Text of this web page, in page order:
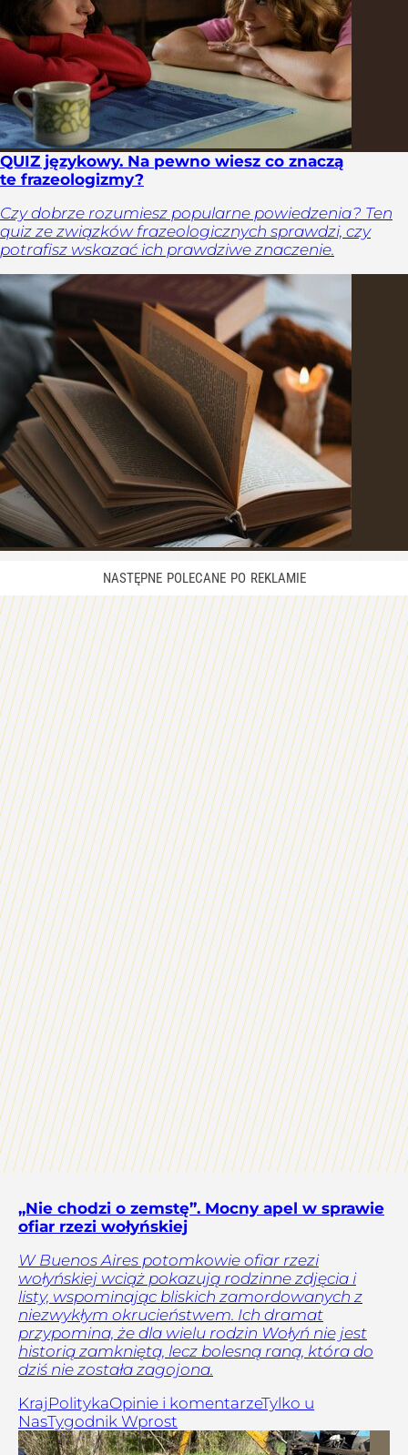
QUIZ językowy. Na pewno wiesz co znaczą
te frazeologizmy?
Czy dobrze rozumiesz popularne powiedzenia? Ten
quiz ze związków frazeologicznych sprawdzi, czy
potrafisz wskazać ich prawdziwe znaczenie.
„Nie chodzi o zemstę”. Mocny apel w sprawie
ofiar rzezi wołyńskiej
W Buenos Aires potomkowie ofiar rzezi
wołyńskiej wciąż pokazują rodzinne zdjęcia i
listy, wspominając bliskich zamordowanych z
niezwykłym okrucieństwem. Ich dramat
przypomina, że dla wielu rodzin Wołyń nie jest
historią zamkniętą, lecz bolesną raną, która do
dziś nie została zagojona.
Kraj PolitykaOpinie i komentarzeTylko u
NasTygodnik Wprost